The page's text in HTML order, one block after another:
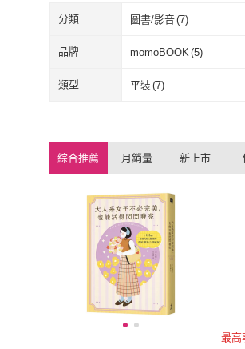
分類 圖書/影音(7)
品牌 momoBOOK (5)
momoBOOK
類型 平裝(7)
綜合推薦 月銷量 新上市
最高